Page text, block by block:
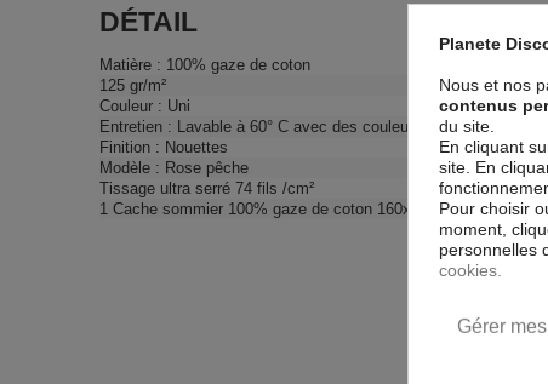
DÉTAIL
Matière : 100% gaze de coton
125 gr/m²
Couleur : Uni
Entretien : Lavable à 60° C avec des couleurs similaires -
Finition : Nouettes
Modèle : Rose pêche
Tissage ultra serré 74 fils /cm²
1 Cache sommier 100% gaze de coton 160x200 cm
Planete
Nous et nos
contenus
du site.
En cliquant
site. En
Pour choisir
moment,
personnelles
cookies.
Gérer